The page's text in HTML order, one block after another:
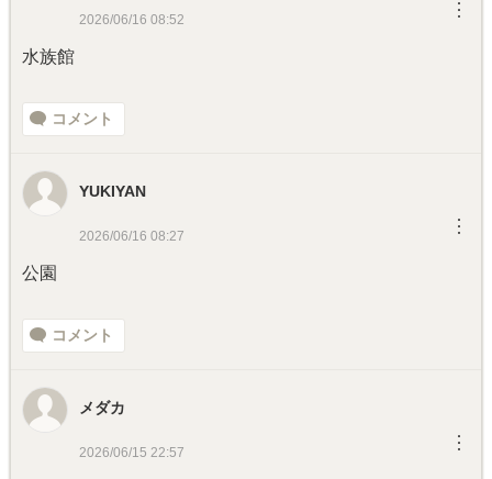
2026/06/16 08:52 ︙
水族館
コメント
YUKIYAN
2026/06/16 08:27 ︙
公園
コメント
メダカ
2026/06/15 22:57 ︙